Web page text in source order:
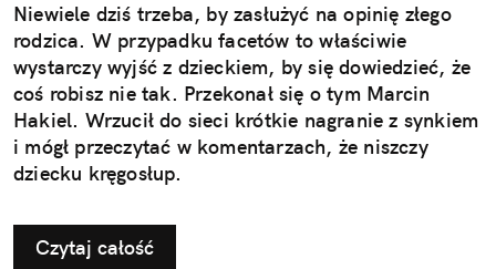
Niewiele dziś trzeba, by zasłużyć na opinię złego
rodzica. W przypadku facetów to właściwie
wystarczy wyjść z dzieckiem, by się dowiedzieć, że
coś robisz nie tak. Przekonał się o tym Marcin
Hakiel. Wrzucił do sieci krótkie nagranie z synkiem
i mógł przeczytać w komentarzach, że niszczy
dziecku kręgosłup.
Czytaj całość